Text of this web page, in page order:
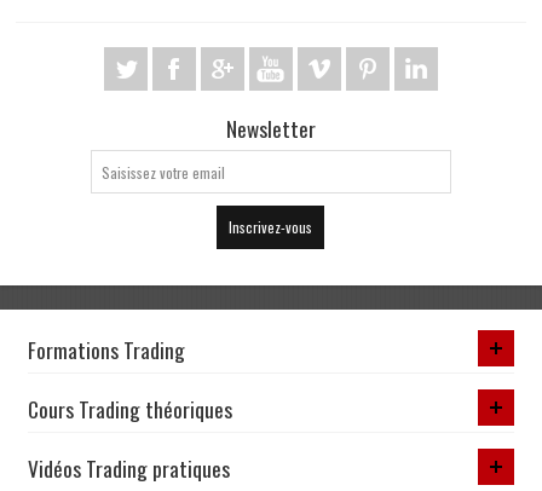
Newsletter
Inscrivez-vous
Formations Trading
Cours Trading théoriques
Vidéos Trading pratiques